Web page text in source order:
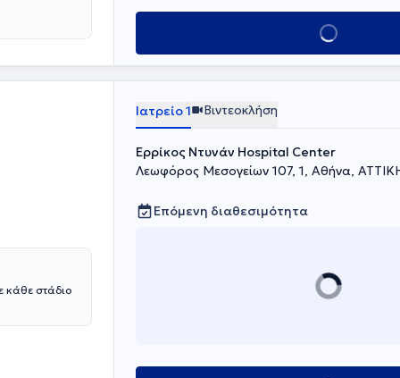
στην
Μαστού
της
Κλείσε ραντεβού
κάθε στάδιο
Ιατρείο 1 Βιντεοκλήση
Ερρίκος Ντυνάν Hospital Center
Λεωφόρος Μεσογείων 107, 1, Αθήνα,
Επόμενη διαθεσιμότητα